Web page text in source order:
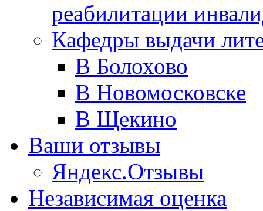
реабилитации
Кафедры выдачи
В Болохово
В Новомосковске
В Щекино
Ваши отзывы
Яндекс.Отзывы
Независимая оценка